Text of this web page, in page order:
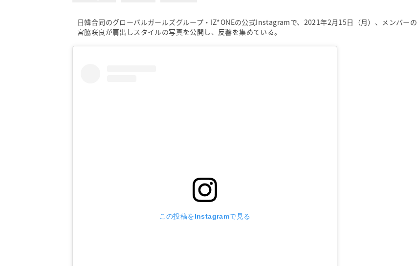
日韓合同のグローバルガールズグループ・IZ*ONEの公式Instagramで、2021年2月15日（月）、メンバーの
宮脇咲良が肩出しスタイルの写真を公開し、反響を集めている。
この投稿をInstagramで見る